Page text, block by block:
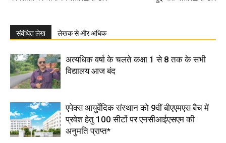
संबंधित लेख लेखक से और अधिक
अत्यधिक वर्षा के चलते कक्षा 1 से 8 तक के सभी
विद्यालय आज बंद
एपेक्स आयुर्वेदिक संस्थान को 9वीं बीएएमएस बैच में
प्रवेश हेतु 100 सीटों पर एनसीआईएसएम की
अनुमति प्राप्त*